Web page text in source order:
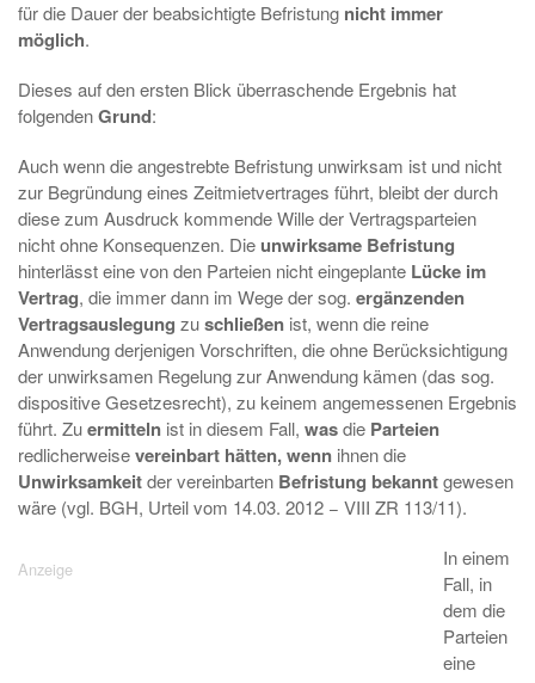
für die Dauer der beabsichtigte Befristung nicht immer
möglich.
Dieses auf den ersten Blick überraschende Ergebnis hat
folgendenGrund:
Auch wenn die angestrebte Befristung unwirksam ist und nicht
zur Begründung eines Zeitmietvertrages führt, bleibt der durch
diese zum Ausdruck kommende Wille der Vertragsparteien
nicht ohne Konsequenzen. Die unwirksame Befristung
hinterlässt eine von den Parteien nicht eingeplante Lücke im
Vertrag, die immer dann im Wege der sog. ergänzenden
Vertragsauslegung zuschließen ist, wenn die reine
Anwendung derjenigen Vorschriften, die ohne Berücksichtigung
der unwirksamen Regelung zur Anwendung kämen (das sog.
dispositive Gesetzesrecht), zu keinem angemessenen Ergebnis
führt. Zuermitteln ist in diesem Fall, wasdie Parteien
redlicherweisevereinbart hätten, wenn ihnen die
Unwirksamkeitder vereinbarten Befristung bekanntgewesen
wäre (vgl. BGH, Urteil vom 14.03. 2012 − VIII ZR 113/11).
In einem
Fall, in
dem die
Parteien
eine